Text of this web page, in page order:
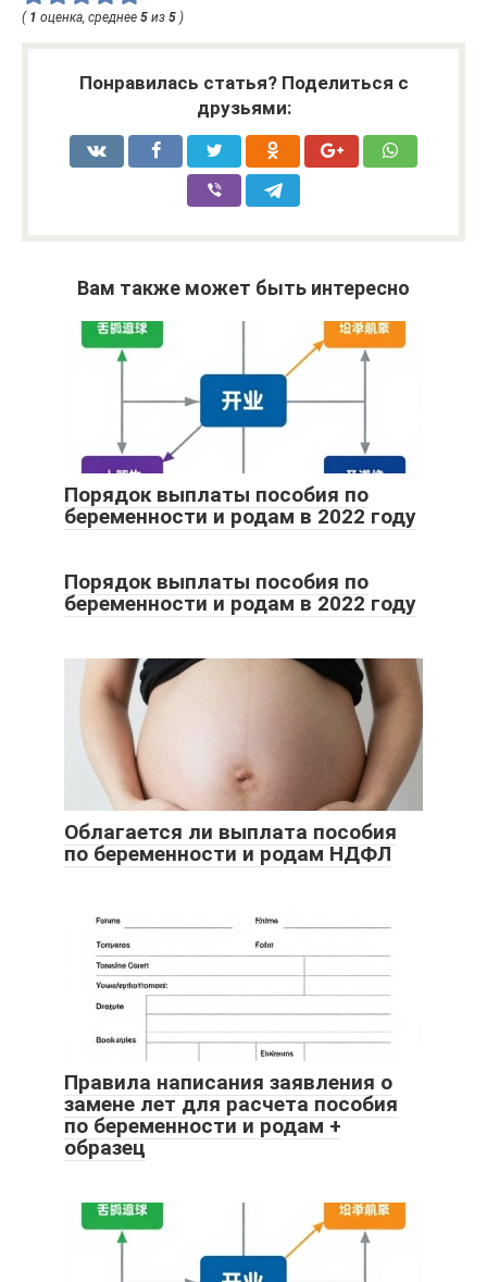
( 1 оценка, среднее 5 из 5 )
Понравилась статья? Поделиться с
друзьями:
Вам также может быть интересно
Порядок выплаты пособия по
беременности и родам в 2022 году
Порядок выплаты пособия по
беременности и родам в 2022 году
Облагается ли выплата пособия
по беременности и родам НДФЛ
Правила написания заявления о
замене лет для расчета пособия
по беременности и родам +
образец